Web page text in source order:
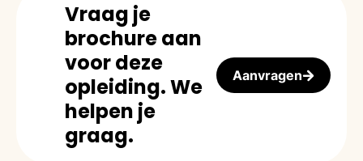
Vraag je
brochure aan
voor deze
opleiding. We
helpen je
graag.
Aanvragen